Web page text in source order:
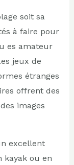
soit sa
à faire pour
es amateur
jeux de
étranges
offrent des
images
excellent
kayak ou en